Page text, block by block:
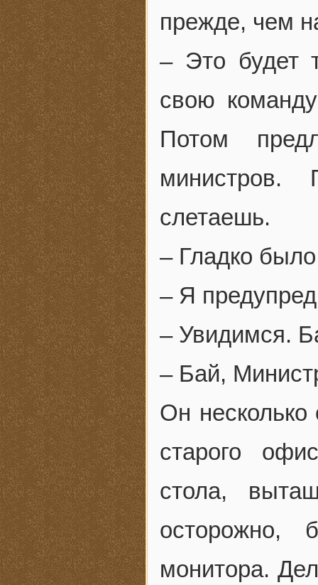
прежде, чем
– Это будет
свою
Потом
слетаешь.
– Гладко
– Я
– Увидимся.
– Бай,
Он несколько
старого
стола,
осторожно,
монитора.